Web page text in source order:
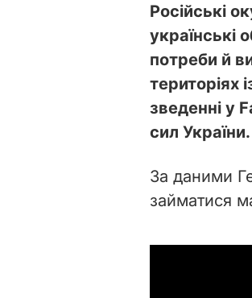
Російські
українські
потреби й
територіях
зведенні у
сил України.
За даними
займатися